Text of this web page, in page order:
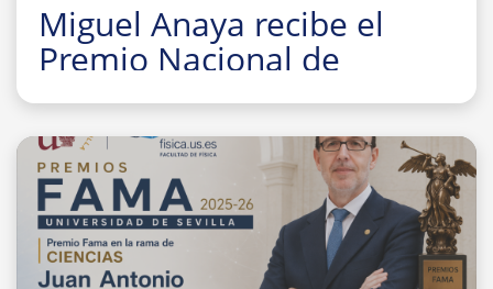
Miguel Anaya recibe el
Premio Nacional de
Investigación para Jóvenes
Felisa Martín Bravo 2026